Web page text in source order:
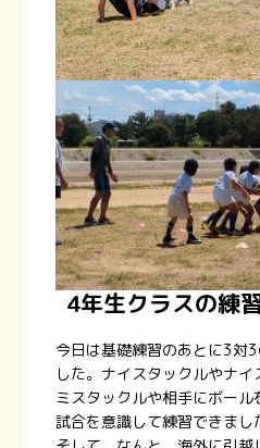
4年生クラスの練
今日は基礎練習のあとに3対
した。ナイスタックルやナイ
ミスタックルや相手にボール
試合を意識して練習できまし